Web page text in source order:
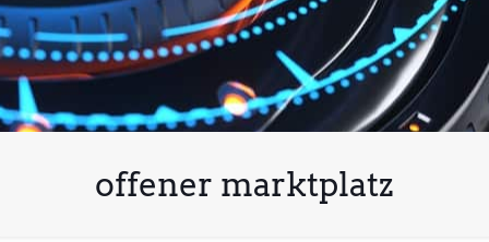
offener marktplatz